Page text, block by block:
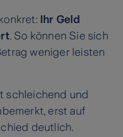
Ihr Geld
. So können Sie sich
weniger leisten
schleichend und
erst auf
deutlich.